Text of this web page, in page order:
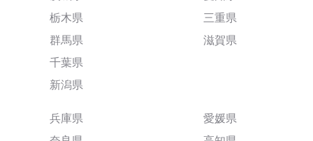
栃木県
群馬県
千葉県
新潟県
三重県
滋賀県
兵庫県
愛媛県